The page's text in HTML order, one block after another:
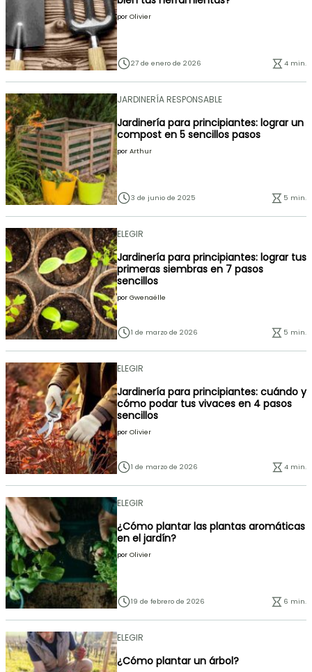
por Olivier
27 de enero de 2026 4 min.
JARDINERÍA RESPONSABLE
Jardinería para principiantes: lograr un
compost en 5 sencillos pasos
por Arthur
3 de junio de 2025 5 min.
ELEGIR
Jardinería para principiantes: lograr tus
primeras siembras en 7 pasos
sencillos
por Gwenaëlle
1 de marzo de 2026 5 min.
ELEGIR
Jardinería para principiantes: cuándo y
cómo podar tus vivaces en 4 pasos
sencillos
por Olivier
1 de marzo de 2026 4 min.
ELEGIR
¿Cómo plantar las plantas aromáticas
en el jardín?
por Olivier
19 de febrero de 2026 6 min.
ELEGIR
¿Cómo plantar un árbol?